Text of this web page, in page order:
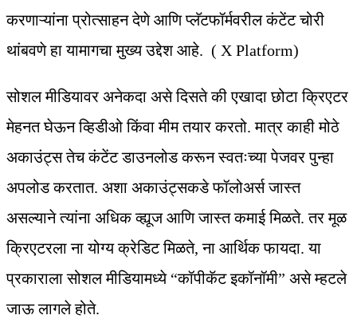
करणाऱ्यांना प्रोत्साहन देणे आणि प्लॅटफॉर्मवरील कंटेंट चोरी
थांबवणे हा यामागचा मुख्य उद्देश आहे. ( X Platform)
सोशल मीडियावर अनेकदा असे दिसते की एखादा छोटा क्रिएटर
मेहनत घेऊन व्हिडीओ किंवा मीम तयार करतो. मात्र काही मोठे
अकाउंट्स तेच कंटेंट डाउनलोड करून स्वतःच्या पेजवर पुन्हा
अपलोड करतात. अशा अकाउंट्सकडे फॉलोअर्स जास्त
असल्याने त्यांना अधिक व्ह्यूज आणि जास्त कमाई मिळते. तर मूळ
क्रिएटरला ना योग्य क्रेडिट मिळते, ना आर्थिक फायदा. या
प्रकाराला सोशल मीडियामध्ये “कॉपीकॅट इकॉनॉमी” असे म्हटले
जाऊ लागले होते.